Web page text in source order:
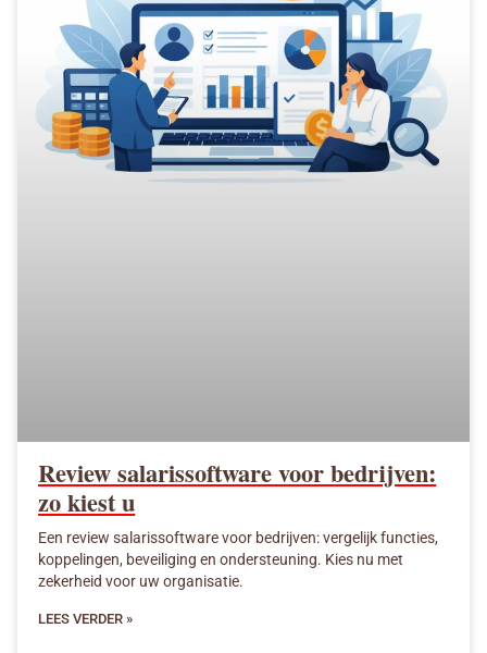
Review salarissoftware voor bedrijven:
zo kiest u
Een review salarissoftware voor bedrijven: vergelijk functies,
koppelingen, beveiliging en ondersteuning. Kies nu met
zekerheid voor uw organisatie.
LEES VERDER »